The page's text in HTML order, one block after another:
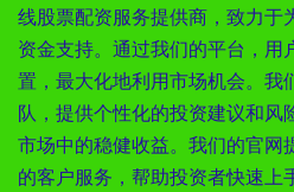
线股票配资服务提供商，致力于
资金支持。通过我们的平台，用
置，最大化地利用市场机会。我
队，提供个性化的投资建议和风
市场中的稳健收益。我们的官网
的客户服务，帮助投资者快速上